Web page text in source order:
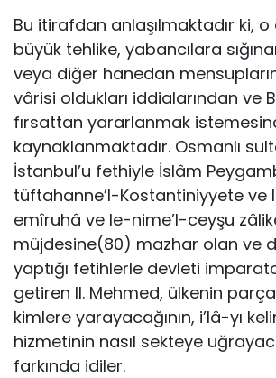
Bu itirafdan anlaşılmaktadır ki,
büyük tehlike, yabancılara
veya diğer hanedan
vârisi oldukları iddialarından ve
fırsattan yararlanmak
kaynaklanmaktadır. Osmanlı
İstanbul’u fethiyle İslâm
tüftahanne’l-Kostantiniyyete ve
emîruhâ ve le-nime’l-ceyşu
müjdesine(80) mazhar olan ve
yaptığı fetihlerle devleti
getiren II. Mehmed, ülkenin
kimlere yarayacağının, i’lâ-yı
hizmetinin nasıl sekteye
farkında idiler.